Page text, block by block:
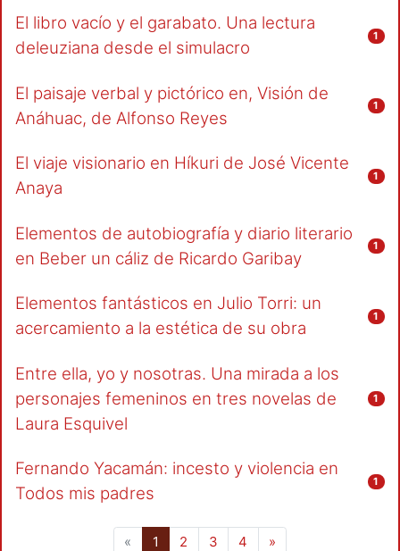
El libro vacío y el garabato. Una lectura
deleuziana desde el simulacro
1
El paisaje verbal y pictórico en, Visión de
Anáhuac, de Alfonso Reyes
1
El viaje visionario en Híkuri de José Vicente
Anaya
1
Elementos de autobiografía y diario literario
en Beber un cáliz de Ricardo Garibay
1
Elementos fantásticos en Julio Torri: un
acercamiento a la estética de su obra
1
Entre ella, yo y nosotras. Una mirada a los
personajes femeninos en tres novelas de
Laura Esquivel
1
Fernando Yacamán: incesto y violencia en
Todos mis padres
1
« 1 (current)
2 3 4 »